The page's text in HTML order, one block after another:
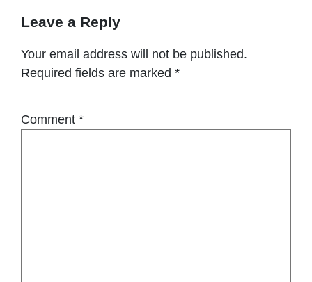
Leave a Reply
Your email address will not be published.
Required fields are marked *
Comment *